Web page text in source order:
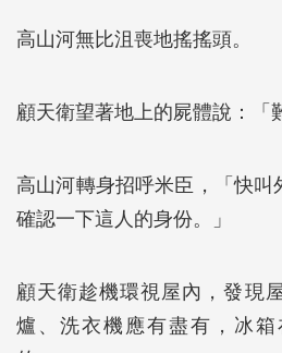
高山河無比沮喪地搖搖頭。
顧天衛望著地上的屍體說：「
高山河轉身招呼米臣，「快叫
確認一下這人的身份。」
顧天衛趁機環視屋內，發現
爐、洗衣機應有盡有，冰